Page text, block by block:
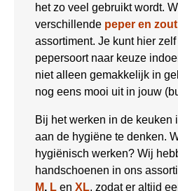
het zo veel gebruikt wordt.
verschillende peper en
assortiment. Je kunt hier
pepersoort naar keuze
niet alleen gemakkelijk in
nog eens mooi uit in jouw
Bij het werken in de keuken
aan de hygiëne te denken.
hygiënisch werken? Wij
handschoenen in ons
M, L en XL, zodat er altijd